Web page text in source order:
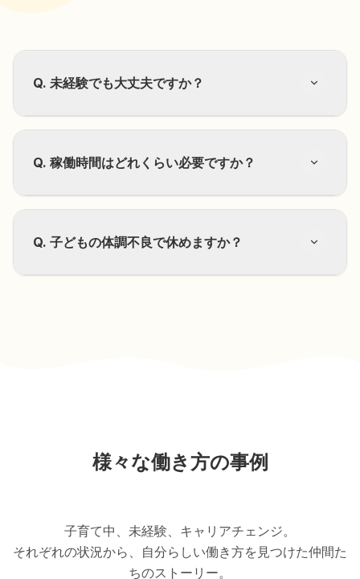
Q. 未経験でも大丈夫ですか？
きること」から始めて、少しずつスキルアップし
Q. 稼働時間はどれくらい必要ですか？
タイルに合わせて、無理のない範囲で働けます。
Q. 子どもの体調不良で休めますか？
様々な働き方の事例
子育て中、未経験、キャリアチェンジ。
それぞれの状況から、自分らしい働き方を見つけた仲間た
ちのストーリー。